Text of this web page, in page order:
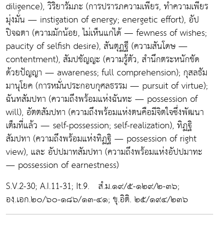
diligence), วิริยารัมภะ (การปรารภความเพียร, ทำความเพียร
มุ่งมั่น — instigation of energy; energetic effort), อัป
ปิจฉตา (ความมักน้อย, ไม่เห็นแก่ได้ — fewness of wishes;
paucity of selfish desire), สันตุฏฐี (ความสันโดษ —
contentment), สัมปชัญญะ (ความรู้ตัว, สำนึกตระหนักชัด
ด้วยปัญญา — awareness; full comprehension); กุสลธัม
มานุโยค (การหมั่นประกอบกุศลธรรม — pursuit of virtue);
ฉันทสัมปทา (ความถึงพร้อมแห่งฉันทะ — possession of
will), อัตตสัมปทา (ความถึงพร้อมแห่งตนคือมีจิตใจซึ่งพัฒนา
เต็มที่แล้ว — self-possession; self-realization), ทิฏฐิ
สัมปทา (ความถึงพร้อมแห่งทิฏฐิ — possession of right
view), และ อัปปมาทสัมปทา (ความถึงพร้อมแห่งอัปปมาทะ
— possession of earnestness)
S.V.2-30; A.I.11-31; It.9. สํ.ม.๑๙/๕-๑๒๙/๒-๓๖;
องฺ.เอก.๒๐/๖๐-๑๘๖/๑๓-๔๑; ขุ.อิติ. ๒๕/๑๙๔/๒๓๖